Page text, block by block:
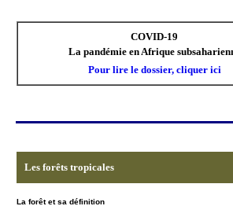
COVID-19
La pandémie en Afrique
Pour lire le dossier, cliquer ici
Les forêts tropicales
La forêt et sa définition